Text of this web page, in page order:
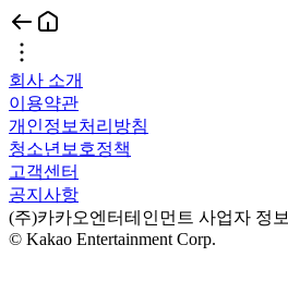
회사 소개
이용약관
개인정보처리방침
청소년보호정책
고객센터
공지사항
(주)카카오엔터테인먼트 사업자 정보
© Kakao Entertainment Corp.